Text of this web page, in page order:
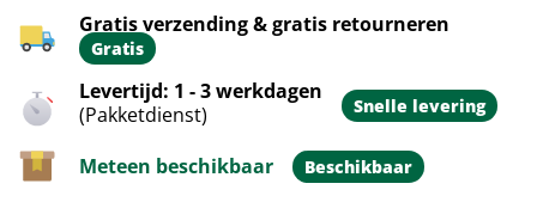
Gratis verzending & gratis retourneren
Gratis
Levertijd: 1 - 3 werkdagen
(Pakketdienst)
Snelle levering
Meteen beschikbaar Beschikbaar